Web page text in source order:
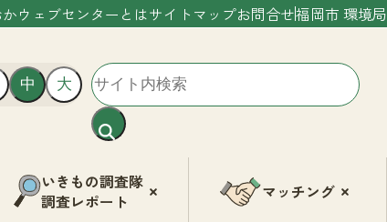
ウェブセンターとはサイトマップお問合せ福岡市 環境局
中 大
いきもの調査隊
調査レポート
マッチング